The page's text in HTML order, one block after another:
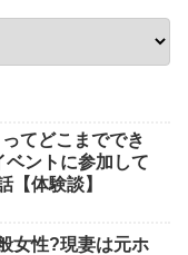
てどこまででき
ントに参加して
体験談】
女性?現妻は元ホ